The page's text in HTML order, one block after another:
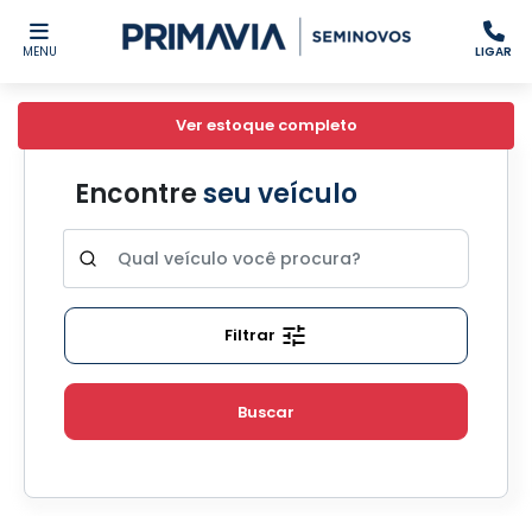
MENU LIGAR
Ver estoque completo
Encontreseu veículo
Filtrar
Buscar